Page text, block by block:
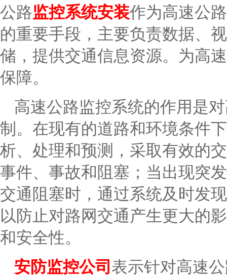
公路监控系统安装作为高速公
的重要手段，主要负责数据、
储，提供交通信息资源。为高
保障。
高速公路监控系统的作用是
制。在现有的道路和环境条件
析、处理和预测，采取有效的
事件、事故和阻塞；当出现突
交通阻塞时，通过系统及时发
以防止对路网交通产生更大的
和安全性。
安防监控公司 表示针对高速